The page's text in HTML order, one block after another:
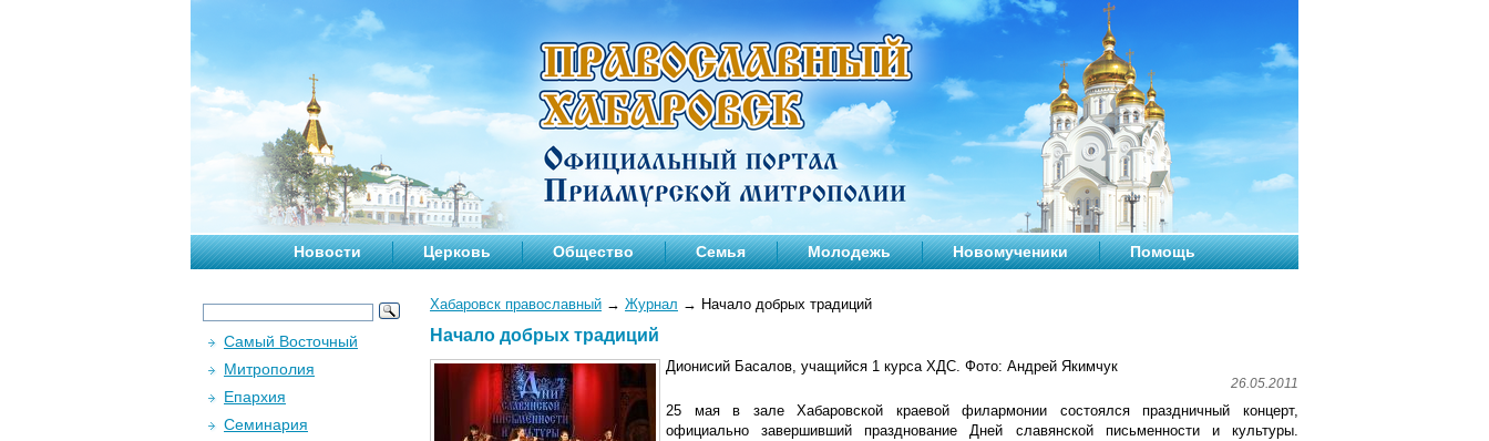
Новости Церковь Общество Семья Молодежь Новомученики Помощь
Хабаровск православный → Журнал → Начало добрых традиций
Начало добрых традиций
Дионисий Басалов, учащийся 1 курса ХДС. Фото: Андрей Якимчук
26.05.2011
25 мая в зале Хабаровской краевой филармонии состоялся праздничный концерт,
официально завершивший празднование Дней славянской письменности и культуры.
Самый Восточный
Митрополия
Епархия
Семинария